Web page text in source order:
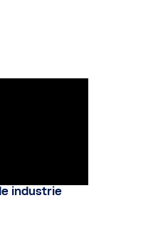
industrie